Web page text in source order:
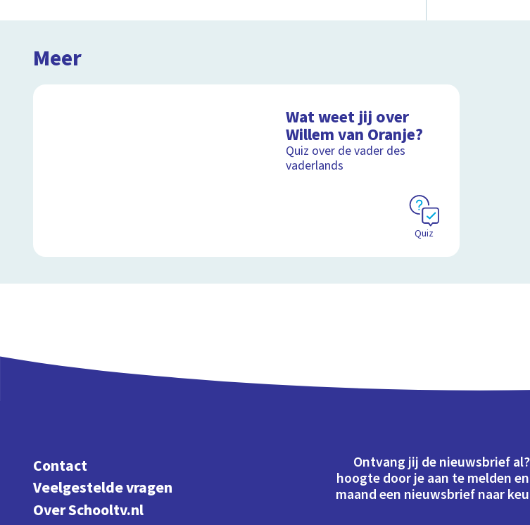
Meer
Wat weet jij over
Willem van Oranje?
Quiz over de vader des
vaderlands
Quiz
Contact
Veelgestelde vragen
Over Schooltv.nl
Ontvang jij de nieuwsbrief
hoogte door je aan te melden
maand een nieuwsbrief naar